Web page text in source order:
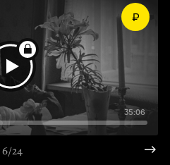
35:06
6/24